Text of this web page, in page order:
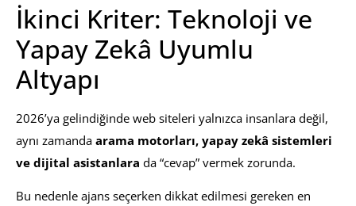
İkinci Kriter: Teknoloji ve
Yapay Zekâ Uyumlu
Altyapı
2026’ya gelindiğinde web siteleri yalnızca insanlara değil,
aynı zamanda arama motorları, yapay zekâ sistemleri
ve dijital asistanlara da “cevap” vermek zorunda.
Bu nedenle ajans seçerken dikkat edilmesi gereken en